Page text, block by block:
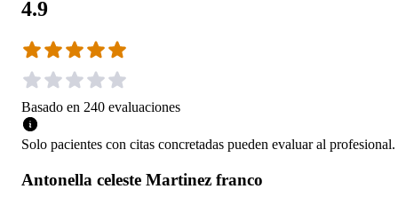
4.9
Basado en 240 evaluaciones
Solo pacientes con citas concretadas pueden evaluar al profesional.
Antonella celeste Martinez franco